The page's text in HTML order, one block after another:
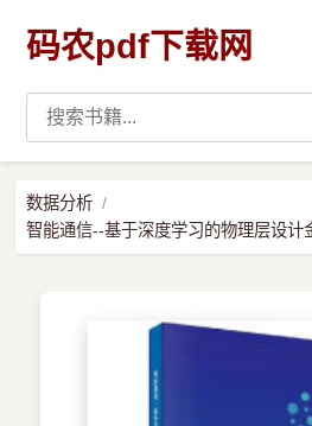
码农pdf下载网
数据科学与人工智能
数据分析
智能通信--基于深度学习的物理层设计